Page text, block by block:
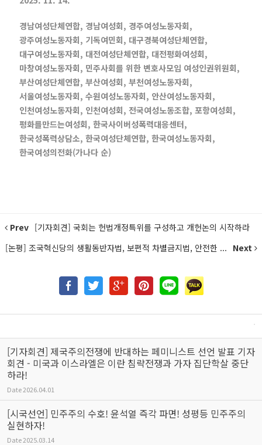
경남여성단체연합, 경남여성회, 경주여성노동자회,
광주여성노동자회, 기독여민회, 대구경북여성단체연합,
대구여성노동자회, 대전여성단체연합, 대전평화여성회,
마창여성노동자회, 민주사회를 위한 변호사모임 여성인권위원회,
부산여성단체연합, 부산여성회, 부천여성노동자회,
서울여성노동자회, 수원여성노동자회, 안산여성노동자회,
인천여성노동자회, 인천여성회, 전국여성노동조합, 포항여성회,
평화를만드는여성회, 한국사이버성폭력대응센터,
한국성폭력상담소, 한국여성단체연합, 한국여성노동자회,
한국여성의전화(가나다 순)
Prev [기자회견] 국회는 헌법개정특위를 구성하고 개헌논의 시작하라
[논평] 조국혁신당의 생활동반자법, 보편적 차별금지법, 안전한 ... Next
[기자회견] 제국주의전쟁에 반대하는 페미니스트 선언 발표 기자
회견 - 미국과 이스라엘은 이란 침략전쟁과 가자 집단학살 중단
하라!
Date2026.04.01
[시국선언] 민주주의 수호! 윤석열 즉각 파면! 성평등 민주주의
실현하자!
Date2025.03.14